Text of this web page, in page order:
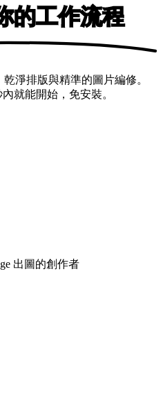
的工作流程
淨排版與精準的圖片編修。
就能開始，免安裝。
出圖的創作者